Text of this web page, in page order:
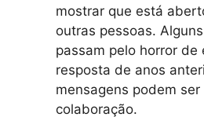
mostrar que está
outras pessoas.
passam pelo horror de
resposta de anos
mensagens podem
colaboração.